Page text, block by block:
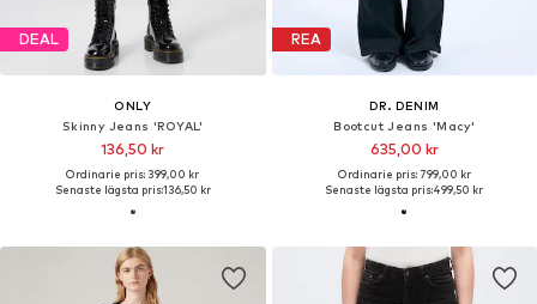
DEAL
ONLY
Skinny Jeans 'ROYAL'
136,50 kr
Ordinarie pris: 399,00 kr
Senaste lägsta pris:136,50 kr
REA
DR. DENIM
Bootcut Jeans 'Macy'
635,00 kr
Ordinarie pris: 799,00 kr
Senaste lägsta pris:499,50 kr